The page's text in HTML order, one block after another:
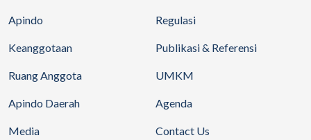
Apindo
Keanggotaan
Ruang Anggota
Apindo Daerah
Media
Regulasi
Publikasi & Referensi
UMKM
Agenda
Contact Us